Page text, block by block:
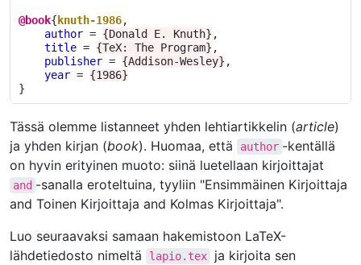
@book{knuth-1986,
author = {Donald E. Knuth} ,
title = {TeX: The Program} ,
publisher = {Addison-Wesley} ,
year = {1986}
}
Tässä olemme listanneet yhden lehtiartikkelin (article)
ja yhden kirjan (book). Huomaa, että author -kentällä
on hyvin erityinen muoto: siinä luetellaan kirjoittajat
and -sanalla eroteltuina, tyyliin "Ensimmäinen Kirjoittaja
and Toinen Kirjoittaja and Kolmas Kirjoittaja".
Luo seuraavaksi samaan hakemistoon LaTeX-
lähdetiedosto nimeltä
lapio.tex
ja kirjoita sen